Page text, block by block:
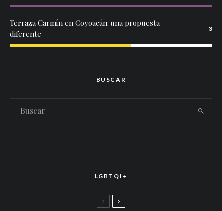
Terraza Carmín en Coyoacán: una propuesta
diferente
3
BUSCAR
LGBTQI+